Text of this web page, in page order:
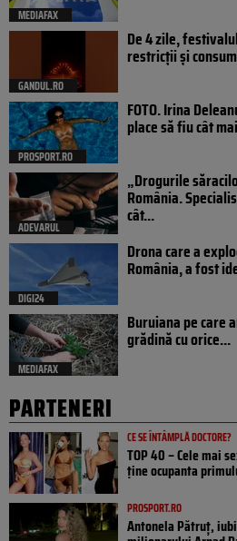
MEDIAFAX
GANDUL.RO
De 4 zile,
restricții și
PROSPORT.RO
FOTO. Irina
place să fiu cât
ADEVARUL
„Drogurile
România.
cât...
DIGI24
Drona care a
România, a fost
MEDIAFAX
Buruiana pe care
grădină cu orice...
PARTENERI
CE SE ÎNTÂMPLĂ DOCTORE?
TOP 40 – Cele mai
ține ocupanta
PROSPORT.RO
Antonela Pătruț,